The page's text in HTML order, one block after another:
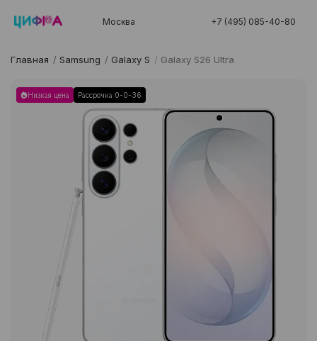
Москва +7 (495) 085-40-80
Главная / Samsung / Galaxy S / Galaxy S26 Ultra
Низкая цена Рассрочка 0-0-36